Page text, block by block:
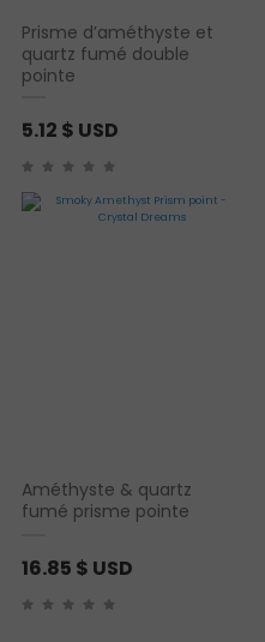
Prisme d’améthyste et
quartz fumé double
pointe
5.12 $ USD
Améthyste & quartz
fumé prisme pointe
16.85 $ USD